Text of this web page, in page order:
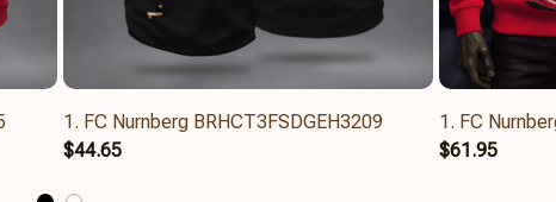
1. FC Nurnberg BRHCT3FSDGEH3209
$44.65
1. FC
$61.95